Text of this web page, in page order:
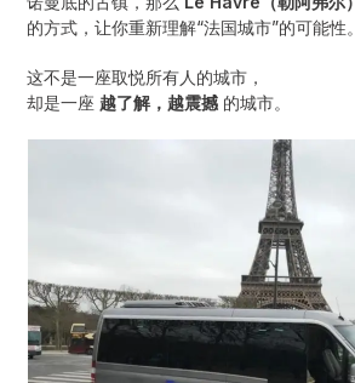
的方式，让你重新理解“法国城市”的可能性。
这不是一座取悦所有人的城市，
却是一座 越了解，越震撼 的城市。